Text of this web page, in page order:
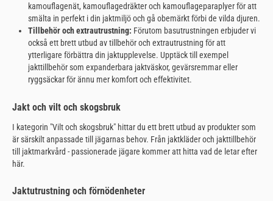
kamouflagenät, kamouflagedräkter och kamouflageparaplyer för att
smälta in perfekt i din jaktmiljö och gå obemärkt förbi de vilda djuren.
Tillbehör och extrautrustning: Förutom basutrustningen erbjuder vi
också ett brett utbud av tillbehör och extrautrustning för att
ytterligare förbättra din jaktupplevelse. Upptäck till exempel
jakttillbehör som expanderbara jaktväskor, gevärsremmar eller
ryggsäckar för ännu mer komfort och effektivitet.
Jakt och vilt och skogsbruk
I kategorin "Vilt och skogsbruk" hittar du ett brett utbud av produkter som
är särskilt anpassade till jägarnas behov. Från jaktkläder och jakttillbehör
till jaktmarkvård - passionerade jägare kommer att hitta vad de letar efter
här.
Jaktutrustning och förnödenheter